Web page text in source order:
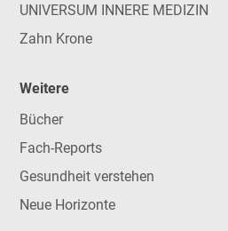
UNIVERSUM INNERE MEDIZIN
Zahn Krone
Weitere
Bücher
Fach-Reports
Gesundheit verstehen
Neue Horizonte